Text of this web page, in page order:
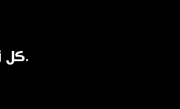
كل زجاجة هي قطعة فنية فييناوية تحمل طابع القصور ورفاهيتها.